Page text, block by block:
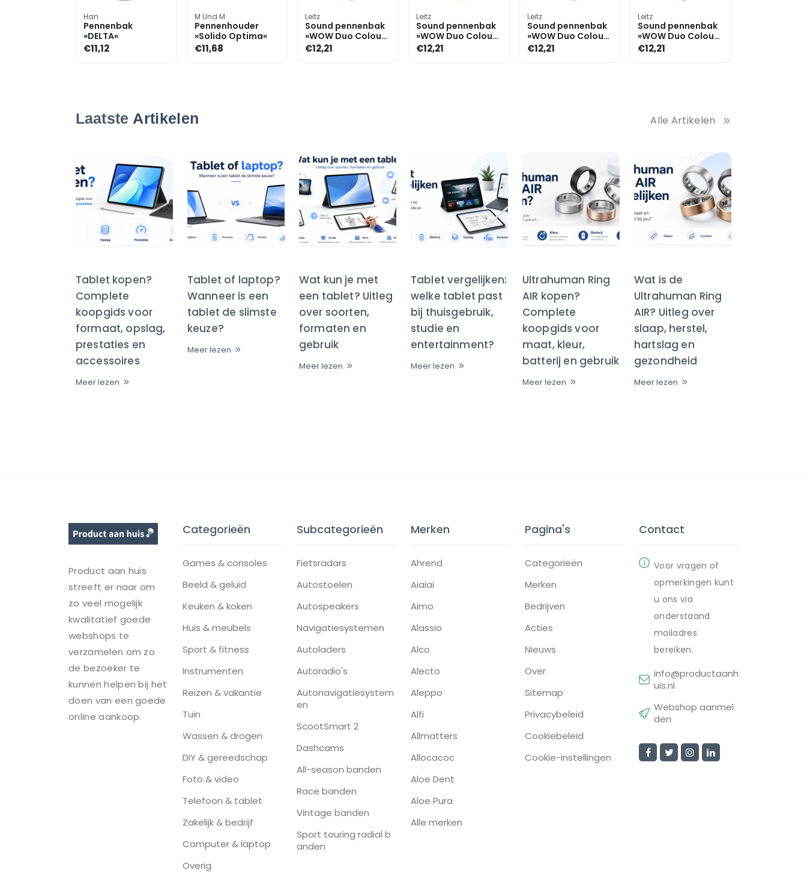
Han
Pennenbak
»DELTA«
€11,12
M Und M
Pennenhouder
»Solido Optima«
€11,68
Leitz
Sound pennenbak
»WOW Duo Colour
5363«
€12,21
Leitz
Sound pennenbak
»WOW Duo Colour
5363«
€12,21
Leitz
Sound pennenbak
»WOW Duo Colour
5363«
€12,21
Leitz
Sound pennenbak
»WOW Duo Colour
5363«
€12,21
Laatste Artikelen Alle Artikelen
Tablet kopen?
Complete
koopgids voor
formaat, opslag,
prestaties en
accessoires
Meer lezen
Tablet of laptop?
Wanneer is een
tablet de slimste
keuze?
Meer lezen
Wat kun je met
een tablet? Uitleg
over soorten,
formaten en
gebruik
Meer lezen
Tablet vergelijken:
welke tablet past
bij thuisgebruik,
studie en
entertainment?
Meer lezen
Ultrahuman Ring
AIR kopen?
Complete
koopgids voor
maat, kleur,
batterij en gebruik
Meer lezen
Wat is de
Ultrahuman Ring
AIR? Uitleg over
slaap, herstel,
hartslag en
gezondheid
Meer lezen
Product aan huis
streeft er naar om
zo veel mogelijk
kwalitatief goede
webshops te
verzamelen om zo
de bezoeker te
kunnen helpen bij het
doen van een goede
online aankoop.
Categorieën
Games & consoles
Beeld & geluid
Keuken & koken
Huis & meubels
Sport & fitness
Instrumenten
Reizen & vakantie
Tuin
Wassen & drogen
DIY & gereedschap
Foto & video
Telefoon & tablet
Zakelijk & bedrijf
Computer & laptop
Overig
Subcategorieën
Fietsradars
Autostoelen
Autospeakers
Navigatiesystemen
Autoladers
Autoradio's
Autonavigatiesystem
en
ScootSmart 2
Dashcams
All-season banden
Race banden
Vintage banden
Sport touring radial b
anden
Merken
Ahrend
Aiaiai
Aimo
Alassio
Alco
Alecto
Aleppo
Alfi
Allmatters
Allocacoc
Aloe Dent
Aloe Pura
Alle merken
Pagina's
Categorieën
Merken
Bedrijven
Acties
Nieuws
Over
Sitemap
Privacybeleid
Cookiebeleid
Cookie-instellingen
Contact
Voor vragen of
opmerkingen kunt
u ons via
onderstaand
mailadres
bereiken.
info@productaanh
uis.nl
Webshop aanmel
den